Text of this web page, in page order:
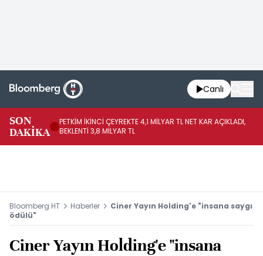
Canlı
SON
DAKİKA
PETKİM İKİNCİ ÇEYREKTE 4,1 MİLYAR TL NET KAR AÇIKLADI,
BEKLENTİ 3,8 MİLYAR TL
Bloomberg HT Haberler
Ciner Yayın Holding'e "insana saygı
ödülü"
Ciner Yayın Holding'e "insana